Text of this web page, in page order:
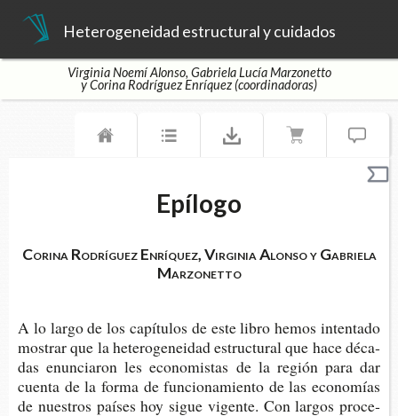
Heterogeneidad estructural y cuidados
Virginia Noemí Alonso, Gabriela Lucía Marzonetto
y Corina Rodríguez Enríquez (coordinadoras)
Epílogo
Corina Rodríguez Enríquez, Virginia Alonso y Gabriela
Marzonetto
A lo largo de los capí­tu­los de este libro hemos inten­ta­do
mos­trar que la hete­ro­ge­nei­dad estruc­tu­ral que hace déca­
das enun­cia­ron les eco­no­mis­tas de la región para dar
cuen­ta de la forma de fun­cio­na­mien­to de las eco­no­mías
de nues­tros paí­ses hoy sigue vigen­te. Con lar­gos pro­ce­